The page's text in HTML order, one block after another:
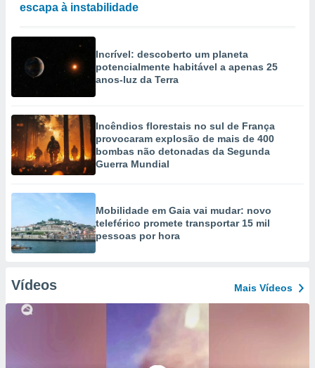
escapa à instabilidade
Incrível: descoberto um planeta
potencialmente habitável a apenas 25
anos-luz da Terra
Incêndios florestais no sul de França
provocaram explosão de mais de 400
bombas não detonadas da Segunda
Guerra Mundial
Mobilidade em Gaia vai mudar: novo
teleférico promete transportar 15 mil
pessoas por hora
Vídeos Mais Vídeos